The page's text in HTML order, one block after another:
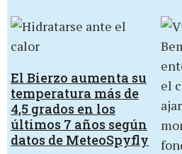
El Bierzo aumenta su
temperatura más de
4,5 grados en los
últimos 7 años según
datos de MeteoSpyfly